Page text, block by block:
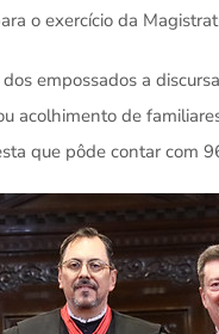
o exercício da
empossados a
acolhimento de
que pôde contar com